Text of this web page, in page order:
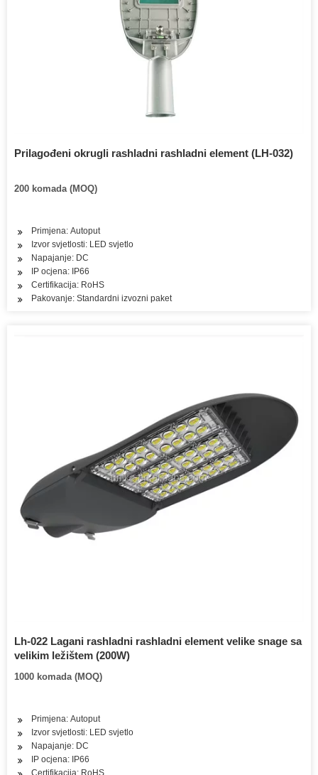
Prilagođeni okrugli rashladni rashladni element (LH-032)
200 komada (MOQ)
Primjena: Autoput
Izvor svjetlosti: LED svjetlo
Napajanje: DC
IP ocjena: IP66
Certifikacija: RoHS
Pakovanje: Standardni izvozni paket
Lh-022 Lagani rashladni rashladni element velike snage sa
velikim ležištem (200W)
1000 komada (MOQ)
Primjena: Autoput
Izvor svjetlosti: LED svjetlo
Napajanje: DC
IP ocjena: IP66
Certifikacija: RoHS